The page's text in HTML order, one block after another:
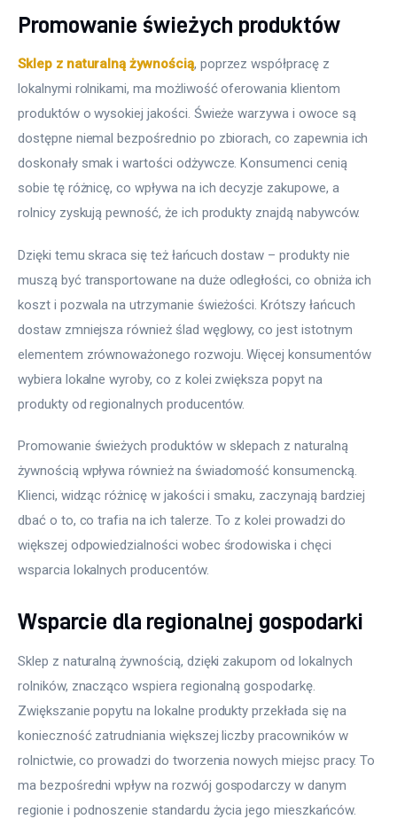
Promowanie świeżych produktów
Sklep z naturalną żywnością, poprzez współpracę z
lokalnymi rolnikami, ma możliwość oferowania klientom
produktów o wysokiej jakości. Świeże warzywa i owoce są
dostępne niemal bezpośrednio po zbiorach, co zapewnia ich
doskonały smak i wartości odżywcze. Konsumenci cenią
sobie tę różnicę, co wpływa na ich decyzje zakupowe, a
rolnicy zyskują pewność, że ich produkty znajdą nabywców.
Dzięki temu skraca się też łańcuch dostaw – produkty nie
muszą być transportowane na duże odległości, co obniża ich
koszt i pozwala na utrzymanie świeżości. Krótszy łańcuch
dostaw zmniejsza również ślad węglowy, co jest istotnym
elementem zrównoważonego rozwoju. Więcej konsumentów
wybiera lokalne wyroby, co z kolei zwiększa popyt na
produkty od regionalnych producentów.
Promowanie świeżych produktów w sklepach z naturalną
żywnością wpływa również na świadomość konsumencką.
Klienci, widząc różnicę w jakości i smaku, zaczynają bardziej
dbać o to, co trafia na ich talerze. To z kolei prowadzi do
większej odpowiedzialności wobec środowiska i chęci
wsparcia lokalnych producentów.
Wsparcie dla regionalnej gospodarki
Sklep z naturalną żywnością, dzięki zakupom od lokalnych
rolników, znacząco wspiera regionalną gospodarkę.
Zwiększanie popytu na lokalne produkty przekłada się na
konieczność zatrudniania większej liczby pracowników w
rolnictwie, co prowadzi do tworzenia nowych miejsc pracy. To
ma bezpośredni wpływ na rozwój gospodarczy w danym
regionie i podnoszenie standardu życia jego mieszkańców.